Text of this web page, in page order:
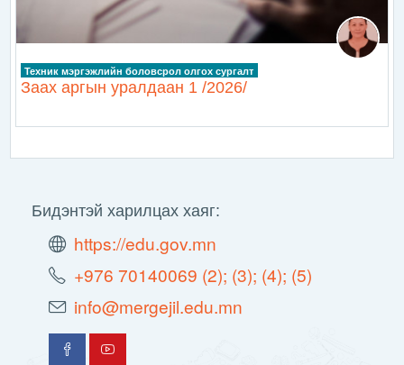
Техник мэргэжлийн боловсрол олгох сургалт
Заах аргын уралдаан 1 /2026/
Бидэнтэй харилцах хаяг:
https://edu.gov.mn
+976 70140069 (2); (3); (4); (5)
info@mergejil.edu.mn